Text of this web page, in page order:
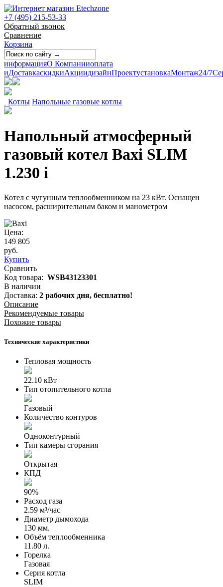
+7 (495) 215-53-33
Обратный звонок
Сравнение
Корзина
информацияО Компанииоплата
иДоставкаскидкиАкциидизайнПроектустановкаМонтаж24/7
Котлы Напольные газовые котлы
Напольный атмосферный
газовый котел Baxi SLIM
1.230 i
Котел с чугунным теплообменником на 23 кВт. Оснащен
насосом, расширительным баком и манометром
Цена:
149 805
руб.
Купить
Сравнить
Код товара: WSB43123301
В наличии
Доставка: 2 рабочих дня, бесплатно!
Описание
Рекомендуемые товары
Похожие товары
Технические характеристики
Тепловая мощность
22.10 кВт
Тип отопительного котла
Газовый
Количество контуров
Одноконтурный
Тип камеры сгорания
Открытая
КПД
90%
Расход газа
2.59 м³/час
Диаметр дымохода
130 мм.
Объём теплообменника
11.80 л.
Горелка
Газовая
Серия котла
SLIM